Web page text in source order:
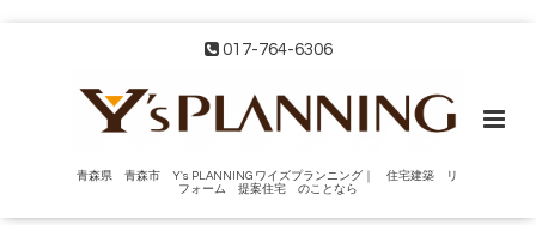
017-764-6306
青森県 青森市 Y's PLANNING ワイズプランニング｜ 住宅建築 リ
フォーム 提案住宅 のことなら